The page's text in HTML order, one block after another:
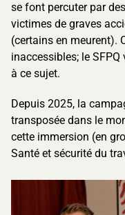
se font percuter par
victimes de graves
(certains en meurent).
inaccessibles; le
à ce sujet.
Depuis 2025, la
transposée dans le
cette immersion (en
Santé et sécurité du